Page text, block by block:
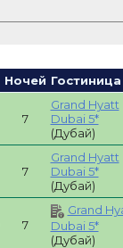
Ночей Гостиница
7
Grand Hyatt
Dubai 5*
(Дубай)
7
Grand Hyatt
Dubai 5*
(Дубай)
7
Grand
Dubai 5*
(Дубай)